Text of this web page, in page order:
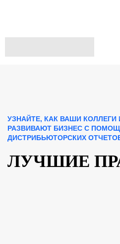
УЗНАЙТЕ, КАК ВАШИ КОЛЛЕГИ
РАЗВИВАЮТ БИЗНЕС С
ДИСТРИБЬЮТОРСКИХ
ЛУЧШИЕ